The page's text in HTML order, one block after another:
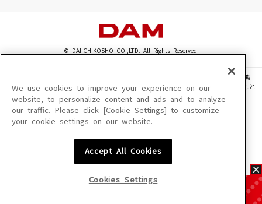
© DAIICHIKOSHO CO.,LTD. All Rights Reserved.
このサイトに掲載されている一切の文章・画像・写真・動画・音声等を、手段や形態
を問わず、著作権法の定める範囲を超えて無断で複製、転載、ファイル化などすること
を禁じます。
楽曲及びコンテンツは、機種によりご利用いただけない場合があります。
楽曲及びコンテンツの配信日、配信内容が変更になる場合があります。
We use cookies to improve your experience on our
website, to personalize content and ads and to analyze
our traffic. Please click [Cookie Settings] to customize
your cookie settings on our website.
Accept All Cookies
Cookies Settings